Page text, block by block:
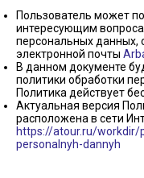
Пользователь может
интересующим
персональных данных,
электронной почты
В данном документе
политики обработки
Политика действует
Актуальная версия
расположена в сети
https://atour.ru/workdir/
personalnyh-dannyh